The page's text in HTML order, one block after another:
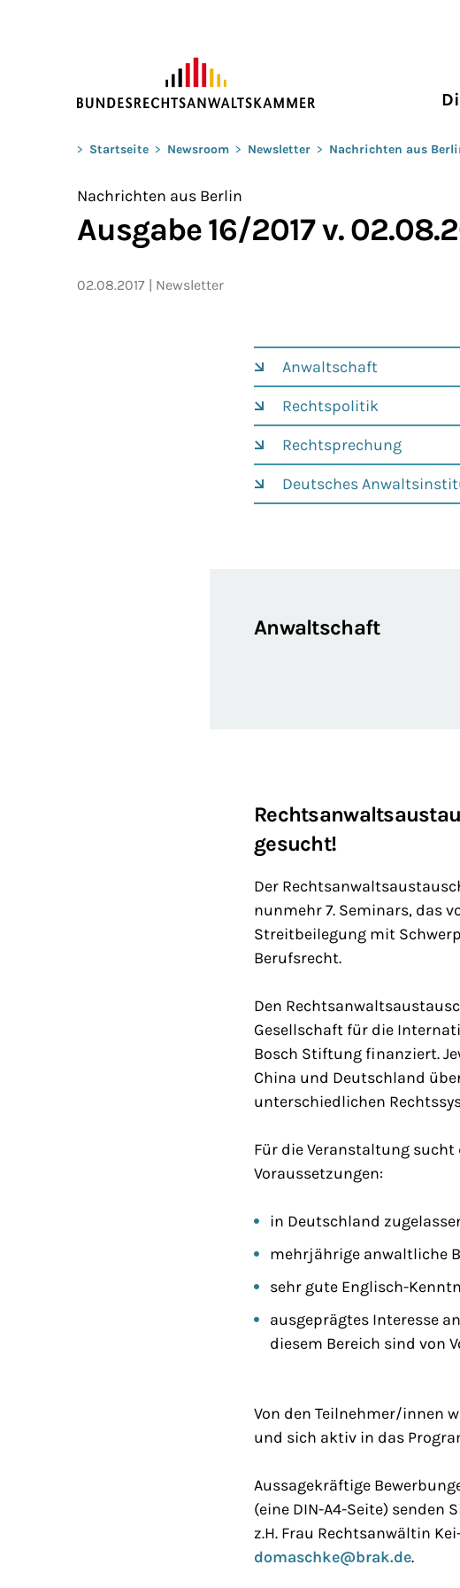
Sie befinden sich hier:
> Startseite > Newsroom > Newsletter > Nachrichten aus
Nachrichten aus Berlin
Ausgabe 16/2017 v.
02.08.2017 Newsletter
Anwaltschaft
Rechtspolitik
Rechtsprechung
Deutsches
Anwaltschaft
gesucht!
Der
nunmehr 7. Seminars, das
Streitbeilegung mit
Berufsrecht.
Den
Gesellschaft für die
Bosch Stiftung finanziert.
China und Deutschland
unterschiedlichen
Für die Veranstaltung
Voraussetzungen:
in Deutschland
mehrjährige anwaltliche
sehr gute Englisch-
ausgeprägtes Interesse
diesem Bereich sind von
Von den Teilnehmer/innen
und sich aktiv in das
Aussagekräftige
(eine DIN-A4-Seite) senden
z.H. Frau Rechtsanwältin
domaschke@brak.de.